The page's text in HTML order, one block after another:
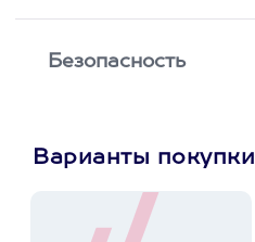
Безопасность
Варианты покупки